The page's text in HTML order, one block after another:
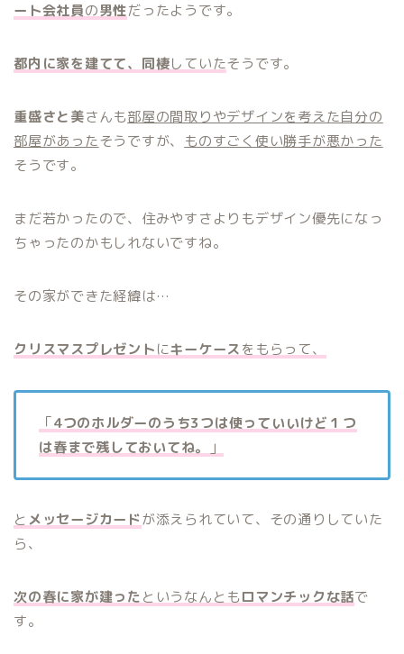
ート会社員の男性だったようです。
都内に家を建てて、同棲していたそうです。
重盛さと美さんも部屋の間取りやデザインを考えた自分の
部屋があったそうですが、 ものすごく使い勝手が悪かった
そうです。
まだ若かったので、住みやすさよりもデザイン優先になっ
ちゃったのかもしれないですね。
その家ができた経緯は…
クリスマスプレゼントにキーケースをもらって、
「4つのホルダーのうち3つは使っていいけど１つ
は春まで残しておいてね。
」
とメッセージカードが添えられていて、その通りしていた
ら、
次の春に家が建ったというなんともロマンチックな話で
す。